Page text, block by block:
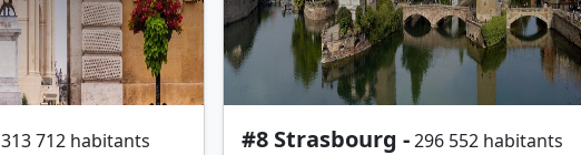
313 712 habitants
#8 Strasbourg -296 552 habitants